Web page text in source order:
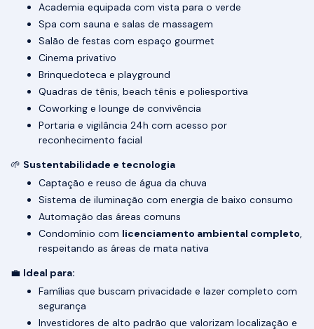
Academia equipada com vista para o verde
Spa com sauna e salas de massagem
Salão de festas com espaço gourmet
Cinema privativo
Brinquedoteca e playground
Quadras de tênis, beach tênis e poliesportiva
Coworking e lounge de convivência
Portaria e vigilância 24h com acesso por
reconhecimento facial
🌱 Sustentabilidade e tecnologia
Captação e reuso de água da chuva
Sistema de iluminação com energia de baixo consumo
Automação das áreas comuns
Condomínio com licenciamento ambiental completo,
respeitando as áreas de mata nativa
💼 Ideal para:
Famílias que buscam privacidade e lazer completo com
segurança
Investidores de alto padrão que valorizam localização e